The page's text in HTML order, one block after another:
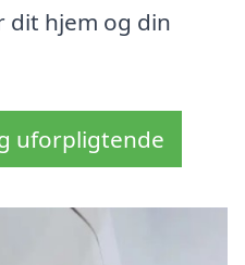
dit hjem og din
uforpligtende